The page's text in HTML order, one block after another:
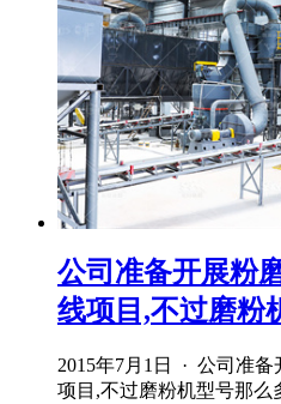
公司准备开展粉
线项目,不过磨粉
2015年7月1日 · 公司准
项目,不过磨粉机型号那么